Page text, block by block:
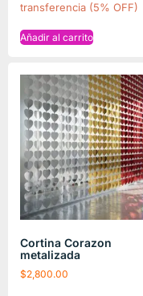
transferencia (5% OFF)
Añadir al carrito
Cortina Corazon
metalizada
$2,800.00